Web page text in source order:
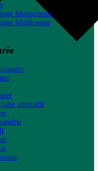
Monocoupe
Multicoupe
alternatif